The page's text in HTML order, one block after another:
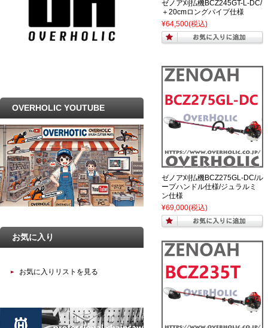
ゼノア刈払機BCZ245GT-L-DC/
＋20cmロングパイプ仕様
¥64,500(税込)
ゼノア刈払機BCZ275GL-DC/ル
ープハンドル仕様/ジュラルミ
ン仕様
¥69,000(税込)
OVERHOLIC YOUTUBE
お気に入り
お気に入りリストを見る